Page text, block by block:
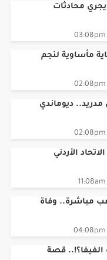
محادثات
مأساوية لنجم
مدريد.. ديوماندي
الأردني
مباشرة.. وفاة